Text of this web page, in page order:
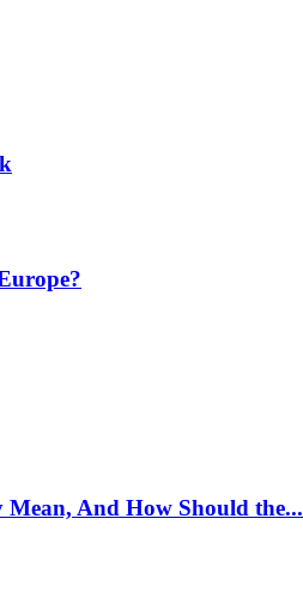
Mean, And How Should the...